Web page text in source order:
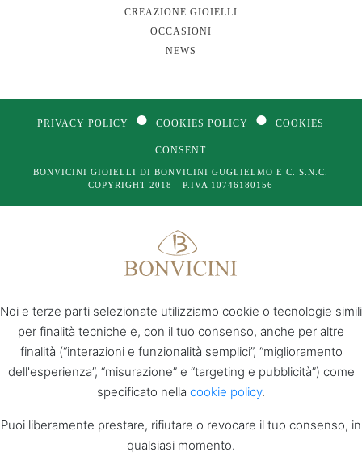
CREAZIONE GIOIELLI
OCCASIONI
NEWS
PRIVACY POLICY ●COOKIES POLICY ●COOKIES
CONSENT
BONVICINI GIOIELLI DI BONVICINI GUGLIELMO E C. S.N.C.
COPYRIGHT 2018 - P.IVA 10746180156
Noi e terze parti selezionate utilizziamo cookie o tecnologie simili
per finalità tecniche e, con il tuo consenso, anche per altre
finalità (“interazioni e funzionalità semplici”, “miglioramento
dell'esperienza”, “misurazione” e “targeting e pubblicità”) come
specificato nella cookie policy.
Puoi liberamente prestare, rifiutare o revocare il tuo consenso, in
qualsiasi momento.